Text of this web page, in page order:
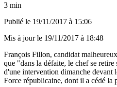
3 min
Publié le 19/11/2017 à 15:06
Mis à jour le 19/11/2017 à 18:48
François Fillon, candidat
que "dans la défaite, le chef se
d'une intervention dimanche devant
Force républicaine, dont il a cédé la